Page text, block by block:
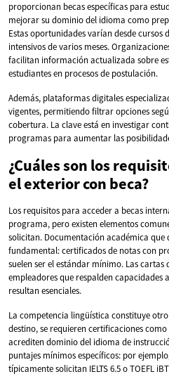
proporcionan becas específicas para
mejorar su dominio del idioma como
Estas oportunidades varían desde
intensivos de varios meses.
facilitan información actualizada sobre
estudiantes en procesos de postulación.
Además, plataformas digitales
vigentes, permitiendo filtrar opciones
cobertura. La clave está en investigar
programas para aumentar las
¿Cuáles son los
el exterior con beca?
Los requisitos para acceder a becas
programa, pero existen elementos
solicitan. Documentación académica que
fundamental: certificados de notas con
suelen ser el estándar mínimo. Las
empleadores que respalden capacidades
resultan esenciales.
La competencia lingüística constituye
destino, se requieren certificaciones como
acrediten dominio del idioma de
puntajes mínimos específicos: por
típicamente solicitan IELTS 6.5 o TOEFL